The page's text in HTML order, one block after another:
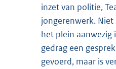
inzet van politie,
jongerenwerk.
het plein aanwezig
gedrag een
gevoerd, maar is